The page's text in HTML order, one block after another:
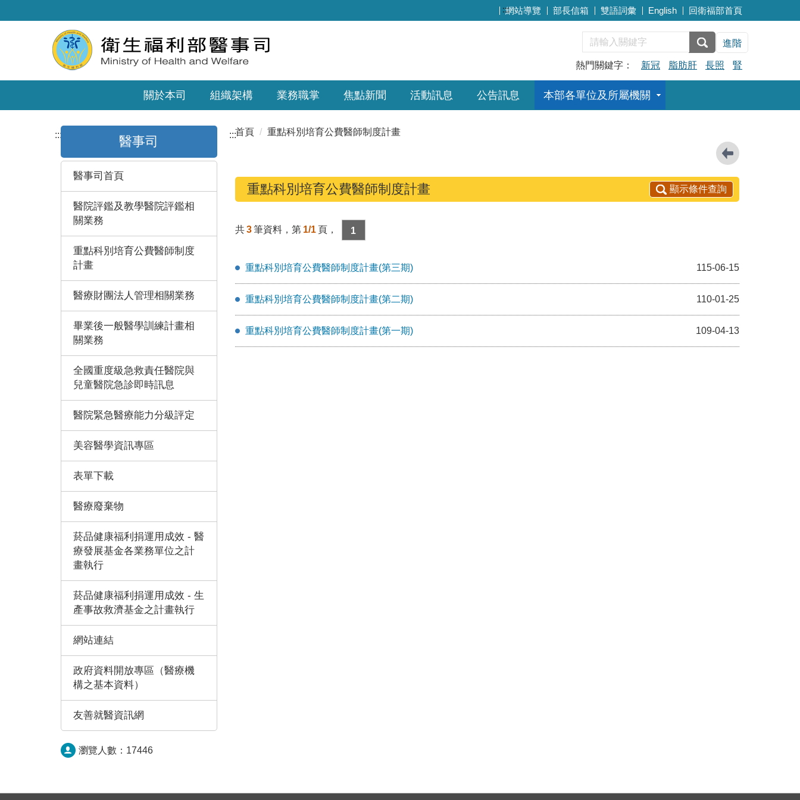
:::網站導覽 部長信箱 雙語詞彙 English 回衛福部首頁
進階
熱門關鍵字： 新冠 脂肪肝 長照 腎
關於本司 組織架構 業務職掌 焦點新聞 活動訊息 公告訊息 本部各單位及所屬機關
::: 醫事司
醫事司首頁
醫院評鑑及教學醫院評鑑相
關業務
重點科別培育公費醫師制度
計畫
醫療財團法人管理相關業務
畢業後一般醫學訓練計畫相
關業務
全國重度級急救責任醫院與
兒童醫院急診即時訊息
醫院緊急醫療能力分級評定
美容醫學資訊專區
表單下載
醫療廢棄物
菸品健康福利捐運用成效 - 醫
療發展基金各業務單位之計
畫執行
菸品健康福利捐運用成效 - 生
產事故救濟基金之計畫執行
網站連結
政府資料開放專區（醫療機
構之基本資料）
友善就醫資訊網
瀏覽人數： 17446
:::首頁 重點科別培育公費醫師制度計畫
重點科別培育公費醫師制度計畫 顯示條件查詢
共 3 筆資料，第 1/1 頁， 1
重點科別培育公費醫師制度計畫(第三期) 115-06-15
重點科別培育公費醫師制度計畫(第二期) 110-01-25
重點科別培育公費醫師制度計畫(第一期) 109-04-13